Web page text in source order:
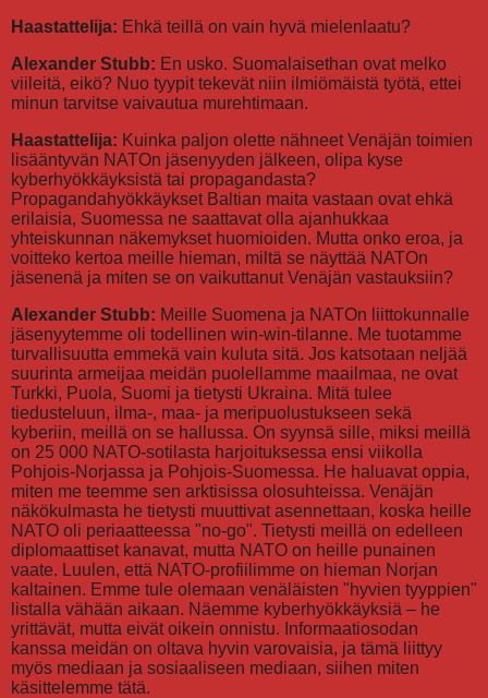
Haastattelija: Ehkä teillä on vain hyvä mielenlaatu?
Alexander Stubb: En usko. Suomalaisethan ovat melko
viileitä, eikö? Nuo tyypit tekevät niin ilmiömäistä työtä, ettei
minun tarvitse vaivautua murehtimaan.
Haastattelija: Kuinka paljon olette nähneet Venäjän toimien
lisääntyvän NATOn jäsenyyden jälkeen, olipa kyse
kyberhyökkäyksistä tai propagandasta?
Propagandahyökkäykset Baltian maita vastaan ovat ehkä
erilaisia, Suomessa ne saattavat olla ajanhukkaa
yhteiskunnan näkemykset huomioiden. Mutta onko eroa, ja
voitteko kertoa meille hieman, miltä se näyttää NATOn
jäsenenä ja miten se on vaikuttanut Venäjän vastauksiin?
Alexander Stubb: Meille Suomena ja NATOn liittokunnalle
jäsenyytemme oli todellinen win-win-tilanne. Me tuotamme
turvallisuutta emmekä vain kuluta sitä. Jos katsotaan neljää
suurinta armeijaa meidän puolellamme maailmaa, ne ovat
Turkki, Puola, Suomi ja tietysti Ukraina. Mitä tulee
tiedusteluun, ilma-, maa- ja meripuolustukseen sekä
kyberiin, meillä on se hallussa. On syynsä sille, miksi meillä
on 25 000 NATO-sotilasta harjoituksessa ensi viikolla
Pohjois-Norjassa ja Pohjois-Suomessa. He haluavat oppia,
miten me teemme sen arktisissa olosuhteissa. Venäjän
näkökulmasta he tietysti muuttivat asennettaan, koska heille
NATO oli periaatteessa "no-go". Tietysti meillä on edelleen
diplomaattiset kanavat, mutta NATO on heille punainen
vaate. Luulen, että NATO-profiilimme on hieman Norjan
kaltainen. Emme tule olemaan venäläisten "hyvien tyyppien"
listalla vähään aikaan. Näemme kyberhyökkäyksiä – he
yrittävät, mutta eivät oikein onnistu. Informaatiosodan
kanssa meidän on oltava hyvin varovaisia, ja tämä liittyy
myös mediaan ja sosiaaliseen mediaan, siihen miten
käsittelemme tätä.